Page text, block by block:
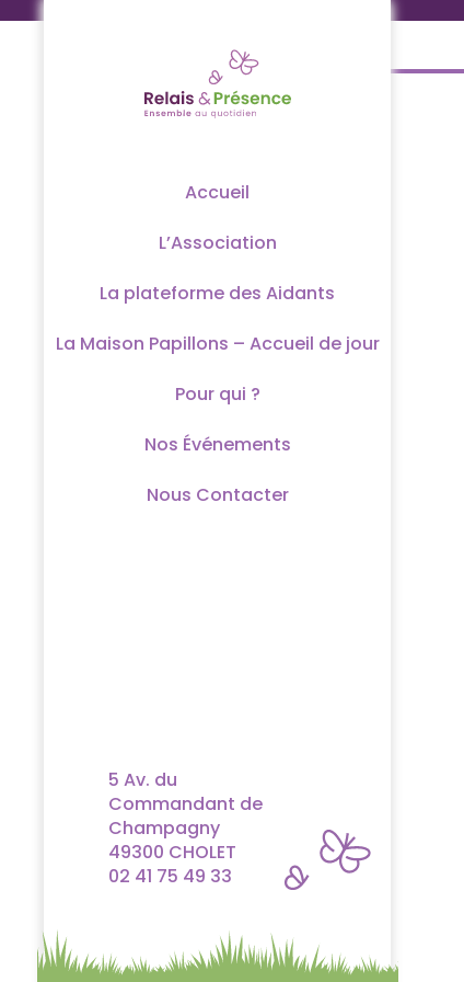
Passer
Accueil
L’Association
La plateforme des Aidants
La Maison Papillons – Accueil de jour
Pour qui ?
Nos Événements
Nous Contacter
5 Av. du
Commandant de
Champagny
49300 CHOLET
02 41 75 49 33